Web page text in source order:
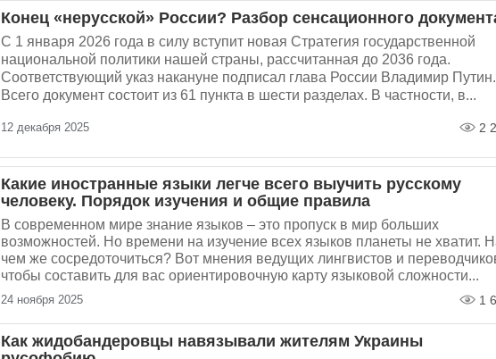
Конец «нерусской» России? Разбор сенсационного
С 1 января 2026 года в силу вступит новая Стратегия государственной
национальной политики нашей страны, рассчитанная до 2036 года.
Соответствующий указ накануне подписал глава России Владимир Путин.
Всего документ состоит из 61 пункта в шести разделах. В частности, в...
12 декабря 2025 2
Какие иностранные языки легче всего выучить русскому
человеку. Порядок изучения и общие правила
В современном мире знание языков – это пропуск в мир больших
возможностей. Но времени на изучение всех языков планеты не хватит.
чем же сосредоточиться? Вот мнения ведущих лингвистов и
чтобы составить для вас ориентировочную карту языковой сложности...
24 ноября 2025 1
Как жидобандеровцы навязывали жителям Украины